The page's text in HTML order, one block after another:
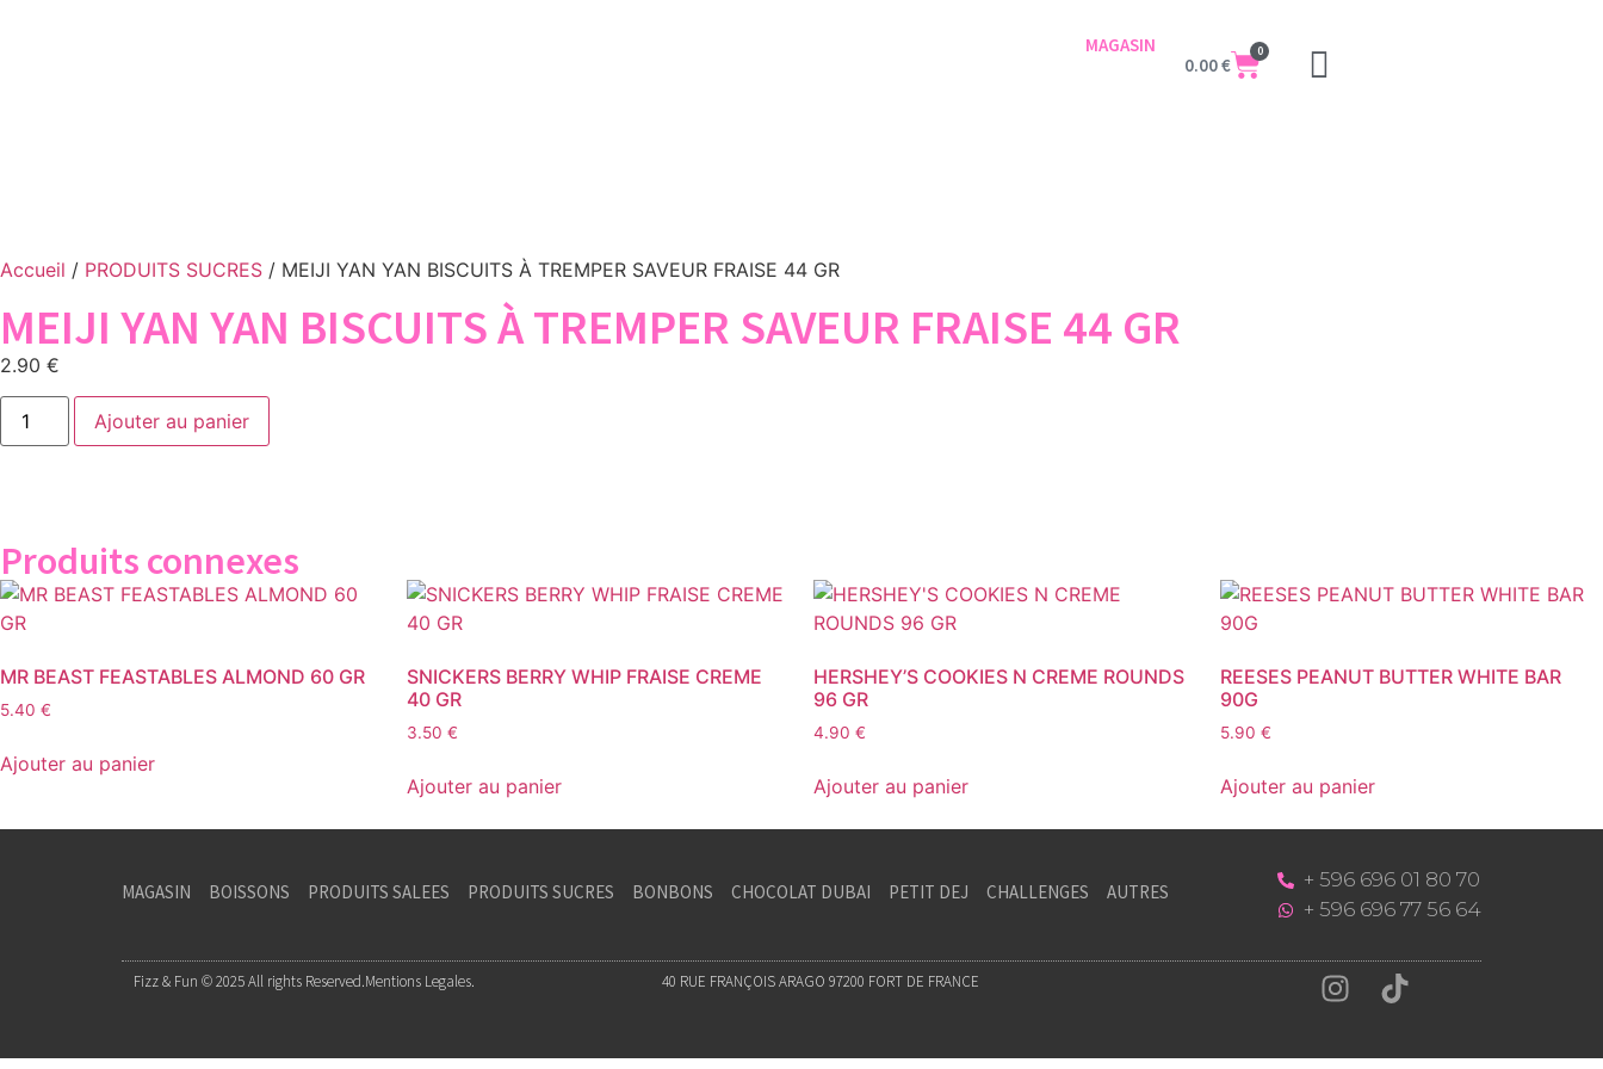
MAGASIN
0.00€
0
Accueil / PRODUITS SUCRES / MEIJI YAN YAN BISCUITS À TREMPER SAVEUR FRAISE 44 GR
MEIJI YAN YAN BISCUITS À TREMPER SAVEUR FRAISE 44 GR
2.90 €
Ajouter au panier
Produits connexes
MR BEAST FEASTABLES ALMOND 60 GR
5.40 €
Ajouter au panier
SNICKERS BERRY WHIP FRAISE CREME
40 GR
3.50 €
Ajouter au panier
HERSHEY’S COOKIES N CREME ROUNDS
96 GR
4.90 €
Ajouter au panier
REESES PEANUT BUTTER WHITE BAR
90G
5.90 €
Ajouter au panier
MAGASIN BOISSONS PRODUITS SALEES PRODUITS SUCRES BONBONS CHOCOLAT DUBAI PETIT DEJ CHALLENGES AUTRES
+ 596 696 01 80 70
+ 596 696 77 56 64
Fizz & Fun © 2025 All rights Reserved.Mentions Legales. 40 RUE FRANÇOIS ARAGO 97200 FORT DE FRANCE